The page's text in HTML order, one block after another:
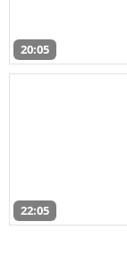
20:05
22:05